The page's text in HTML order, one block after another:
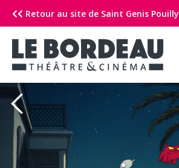
Retour au site de Saint Genis Pouilly